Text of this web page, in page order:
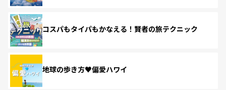
コスパもタイパもかなえる！賢者の旅テクニック
地球の歩き方♥偏愛ハワイ